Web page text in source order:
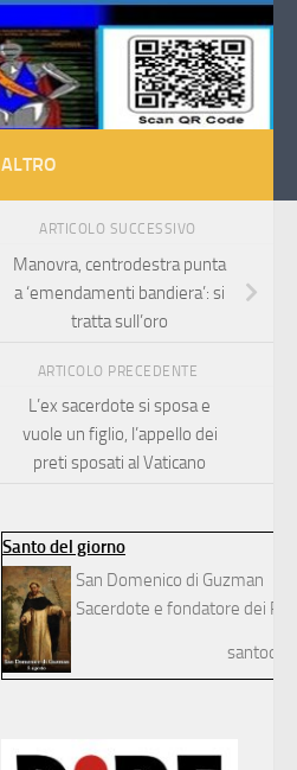
ALTRO
ARTICOLO SUCCESSIVO
Manovra, centrodestra punta
a ‘emendamenti bandiera’: si
tratta sull’oro
ARTICOLO PRECEDENTE
L’ex sacerdote si sposa e
vuole un figlio, l’appello dei
preti sposati al Vaticano
Santo del giorno
San Domenico di Guzman
Sacerdote e fondatore dei